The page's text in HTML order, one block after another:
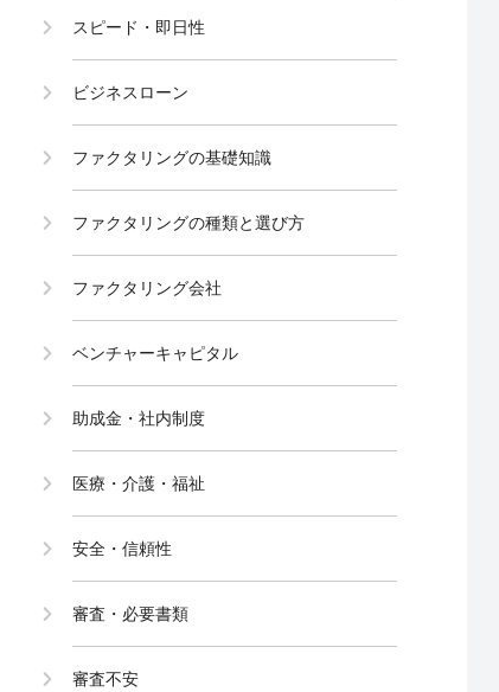
スピード・即日性
ビジネスローン
ファクタリングの基礎知識
ファクタリングの種類と選び方
ファクタリング会社
ベンチャーキャピタル
助成金・社内制度
医療・介護・福祉
安全・信頼性
審査・必要書類
審査不安